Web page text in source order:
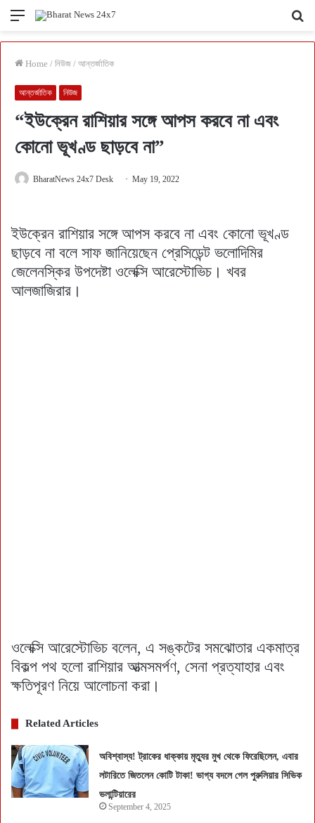
Menu
Home / নিউজ / আন্তর্জাতিক
আন্তর্জাতিক নিউজ
“ইউক্রেন রাশিয়ার সঙ্গে আপস করবে না এবং
কোনো ভূখণ্ড ছাড়বে না”
BharatNews 24x7 Desk May 19, 2022
ইউক্রেন রাশিয়ার সঙ্গে আপস করবে না এবং কোনো ভূখণ্ড
ছাড়বে না বলে সাফ জানিয়েছেন প্রেসিডেন্ট ভলোদিমির
জেলেনস্কির উপদেষ্টা ওলেক্সি আরেস্টোভিচ। খবর
আলজাজিরার।
ওলেক্সি আরেস্টোভিচ বলেন, এ সঙ্কটের সমঝোতার একমাত্র
বিকল্প পথ হলো রাশিয়ার আত্মসমর্পণ, সেনা প্রত্যাহার এবং
ক্ষতিপূরণ নিয়ে আলোচনা করা।
Related Articles
অবিশ্বাস্য! ট্রাকের ধাক্কায় মৃত্যুর মুখ থেকে ফিরেছিলেন, এবার
লটারিতে জিতলেন কোটি টাকা! ভাগ্য বদলে গেল পুরুলিয়ার সিভিক
ভলান্টিয়ারের
September 4, 2025